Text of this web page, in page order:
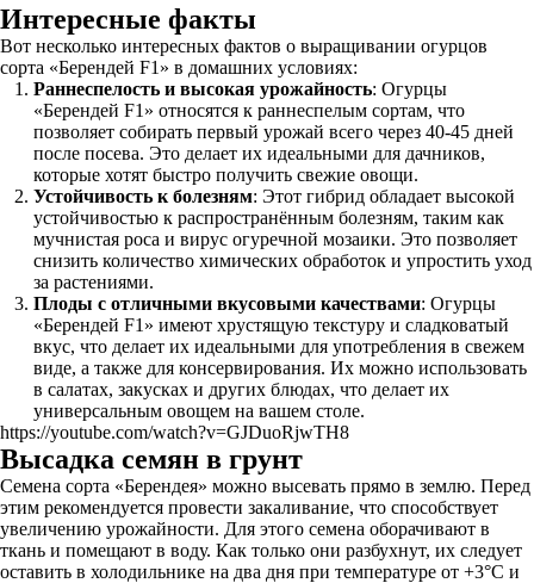
Интересные факты
Вот несколько интересных фактов о выращивании огурцов
сорта «Берендей F1» в домашних условиях:
Раннеспелость и высокая урожайность: Огурцы
«Берендей F1» относятся к раннеспелым сортам, что
позволяет собирать первый урожай всего через 40-45 дней
после посева. Это делает их идеальными для дачников,
которые хотят быстро получить свежие овощи.
Устойчивость к болезням: Этот гибрид обладает высокой
устойчивостью к распространённым болезням, таким как
мучнистая роса и вирус огуречной мозаики. Это позволяет
снизить количество химических обработок и упростить уход
за растениями.
Плоды с отличными вкусовыми качествами: Огурцы
«Берендей F1» имеют хрустящую текстуру и сладковатый
вкус, что делает их идеальными для употребления в свежем
виде, а также для консервирования. Их можно использовать
в салатах, закусках и других блюдах, что делает их
универсальным овощем на вашем столе.
https://youtube.com/watch?v=GJDuoRjwTH8
Высадка семян в грунт
Семена сорта «Берендея» можно высевать прямо в землю. Перед
этим рекомендуется провести закаливание, что способствует
увеличению урожайности. Для этого семена оборачивают в
ткань и помещают в воду. Как только они разбухнут, их следует
оставить в холодильнике на два дня при температуре от +3°С и